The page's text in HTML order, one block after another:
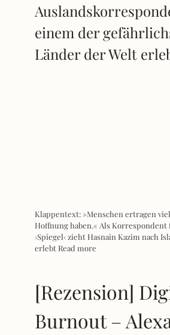
einem der
Länder der Welt
Klappentext: »Menschen ertragen
Hoffnung haben.« Als Korrespondent
›Spiegel‹ zieht Hasnain Kazim nach
erlebt Read more
[Rezension]
Burnout –